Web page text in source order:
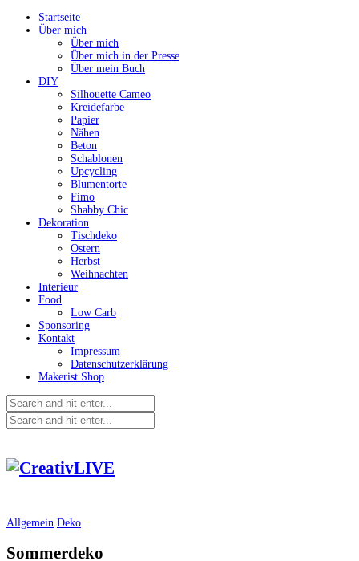
Startseite
Über mich
Über mich
Über mich in der Presse
Über mein Buch
DIY
Silhouette Cameo
Kreidefarbe
Papier
Nähen
Beton
Schablonen
Upcycling
Blumentorte
Fimo
Shabby Chic
Dekoration
Tischdeko
Ostern
Herbst
Weihnachten
Interieur
Food
Low Carb
Sponsoring
Kontakt
Impressum
Datenschutzerklärung
Makerist Shop
Allgemein Deko
Sommerdeko